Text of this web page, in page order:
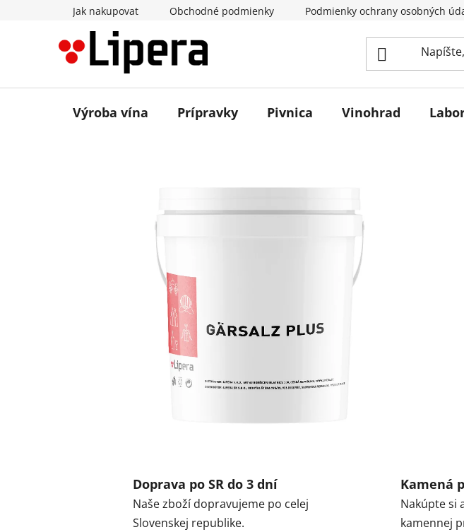
Jak nakupovat Obchodné podmienky Podmienky ochrany osobných
Výroba vína Prípravky Pivnica Vinohrad
Doprava po SR do 3 dní
Naše zboží dopravujeme po celej
Slovenskej republike.
Kamená
Nakúpte si
kamennej